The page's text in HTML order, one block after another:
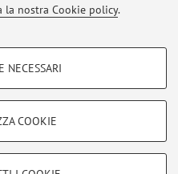
la nostra Cookie policy.
NECESSARI
COOKIE
i contenuti del sito.